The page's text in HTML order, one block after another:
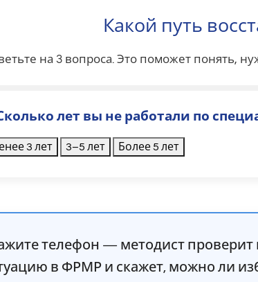
Какой путь
на 3 вопроса. Это поможет понять,
лет вы не работали по
3 лет 3–5 лет Более 5 лет
телефон — методист проверит
в ФРМР и скажет, можно ли